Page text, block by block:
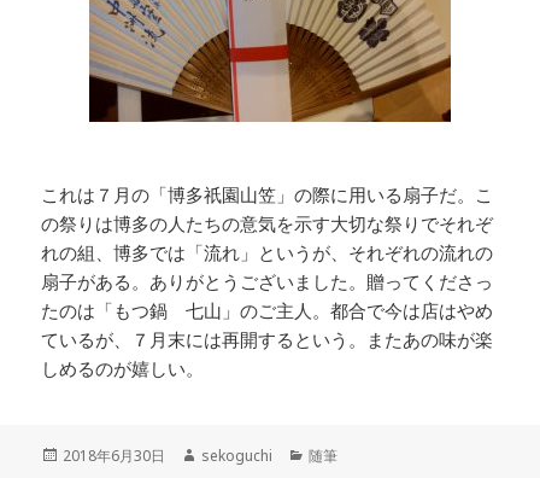
これは７月の「博多祇園山笠」の際に用いる扇子だ。こ
の祭りは博多の人たちの意気を示す大切な祭りでそれぞ
れの組、博多では「流れ」というが、それぞれの流れの
扇子がある。ありがとうございました。贈ってくださっ
たのは「もつ鍋 七山」のご主人。都合で今は店はやめ
ているが、７月末には再開するという。またあの味が楽
しめるのが嬉しい。
投
2018年6月30日
作
sekoguchi
カ
随筆